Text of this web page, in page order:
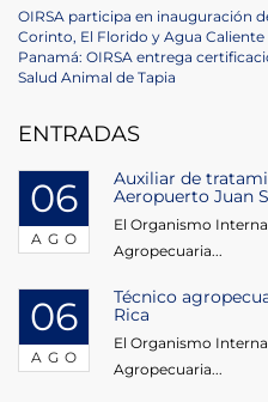
Navegación
de
Previous
Post
OIRSA participa en inauguración
Corinto, El Florido y Agua Caliente
Next
Post
Panamá: OIRSA entrega
Salud Animal de Tapia
ENTRADAS
06
AGO
Auxiliar de
Aeropuerto Juan
El Organismo
Agropecuaria...
06
AGO
Técnico
Rica
El Organismo
Agropecuaria...